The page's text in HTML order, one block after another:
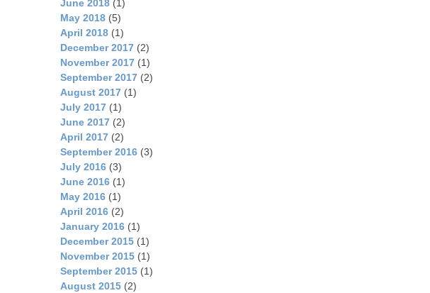
June 2018 (1)
May 2018 (5)
April 2018 (1)
December 2017 (2)
November 2017 (1)
September 2017 (2)
August 2017 (1)
July 2017 (1)
June 2017 (2)
April 2017 (2)
September 2016 (3)
July 2016 (3)
June 2016 (1)
May 2016 (1)
April 2016 (2)
January 2016 (1)
December 2015 (1)
November 2015 (1)
September 2015 (1)
August 2015 (2)